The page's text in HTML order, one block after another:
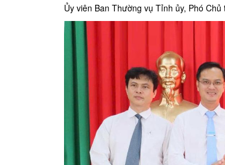
Ủy viên Ban Thường vụ Tỉnh ủy, Phó